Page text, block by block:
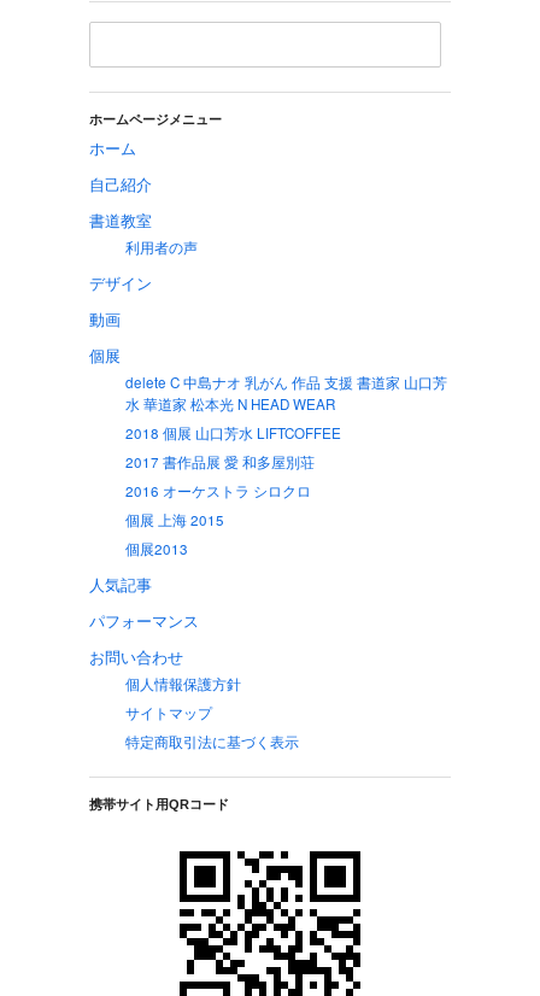
ホームページメニュー
ホーム
自己紹介
書道教室
利用者の声
デザイン
動画
個展
delete C 中島ナオ 乳がん 作品 支援 書道家 山口芳
水 華道家 松本光 N HEAD WEAR
2018 個展 山口芳水 LIFTCOFFEE
2017 書作品展 愛 和多屋別荘
2016 オーケストラ シロクロ
個展 上海 2015
個展2013
人気記事
パフォーマンス
お問い合わせ
個人情報保護方針
サイトマップ
特定商取引法に基づく表示
携帯サイト用QRコード